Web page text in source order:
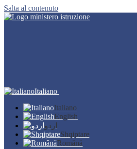
Salta al contenuto
Italiano
Italiano
English
اردو
Shqiptare
Română